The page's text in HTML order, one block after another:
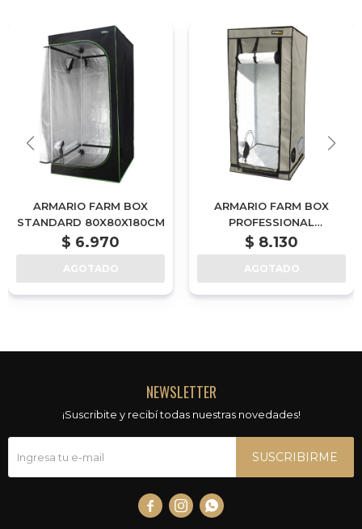
ARMARIO FARM BOX
STANDARD 80X80X180CM
$ 6.970
AGOTADO
ARMARIO FARM BOX
PROFESSIONAL
80X80X160CM
$ 8.130
AGOTADO
NEWSLETTER
¡Suscribite y recibí todas nuestras novedades!
SUSCRIBIRME
  